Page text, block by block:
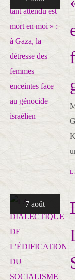
7 août